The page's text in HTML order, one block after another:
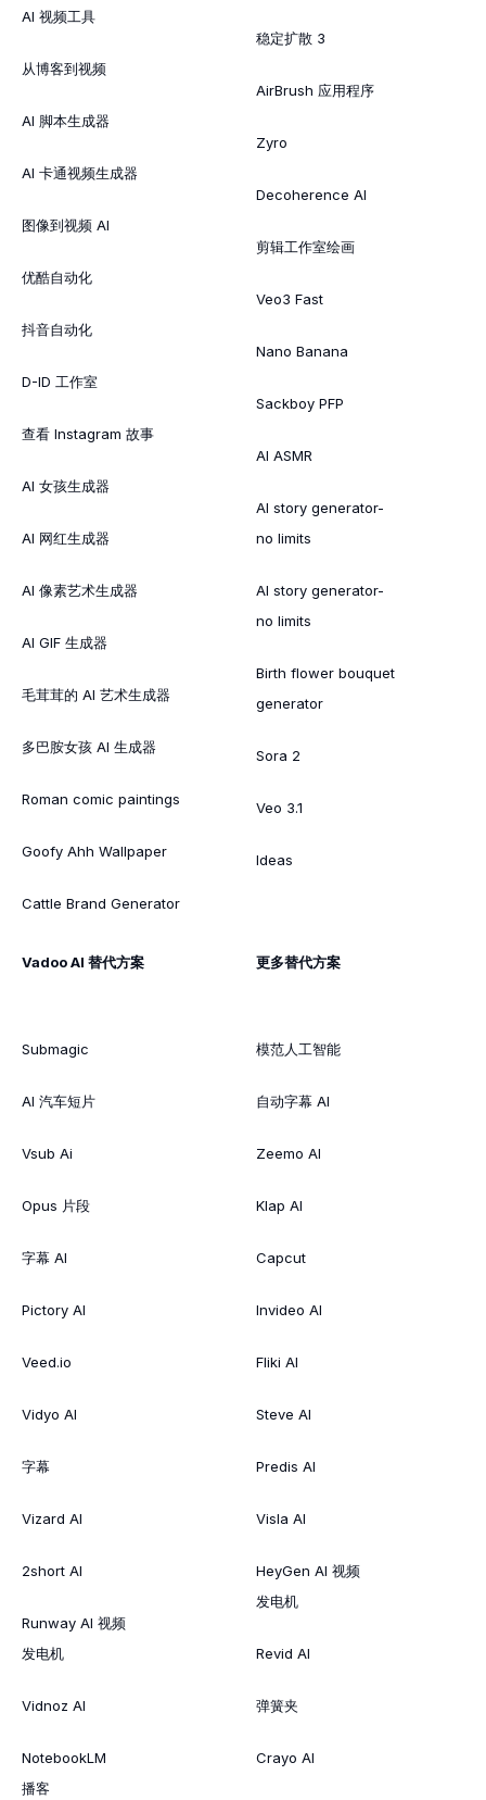
AI 视频工具
从博客到视频
AI 脚本生成器
AI 卡通视频生成器
图像到视频 AI
优酷自动化
抖音自动化
D-ID 工作室
查看 Instagram 故事
AI 女孩生成器
AI 网红生成器
AI 像素艺术生成器
AI GIF 生成器
毛茸茸的 AI 艺术生成器
多巴胺女孩 AI 生成器
Roman comic paintings
Goofy Ahh Wallpaper
Cattle Brand Generator
稳定扩散 3
AirBrush 应用程序
Zyro
Decoherence AI
剪辑工作室绘画
Veo3 Fast
Nano Banana
Sackboy PFP
AI ASMR
AI story generator-
no limits
AI story generator-
no limits
Birth flower bouquet
generator
Sora 2
Veo 3.1
Ideas
Vadoo AI 替代方案
Submagic
AI 汽车短片
Vsub Ai
Opus 片段
字幕 AI
Pictory AI
Veed.io
Vidyo AI
字幕
Vizard AI
2short AI
Runway AI 视频
发电机
Vidnoz AI
NotebookLM
播客
更多替代方案
模范人工智能
自动字幕 AI
Zeemo AI
Klap AI
Capcut
Invideo AI
Fliki AI
Steve AI
Predis AI
Visla AI
HeyGen AI 视频
发电机
Revid AI
弹簧夹
Crayo AI